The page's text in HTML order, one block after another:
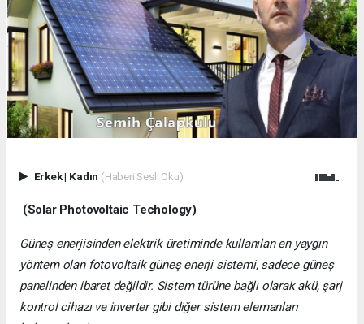
Erkek| Kadın (Haberi Sesli Oku)
(Solar Photovoltaic Techology)
Güneş enerjisinden elektrik üretiminde kullanılan en yaygın
yöntem olan fotovoltaik güneş enerji sistemi, sadece güneş
panelinden ibaret değildir. Sistem türüne bağlı olarak akü, şarj
kontrol cihazı ve inverter gibi diğer sistem elemanları